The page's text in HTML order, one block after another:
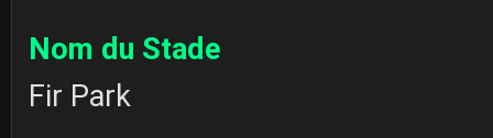
Nom du Stade
Fir Park